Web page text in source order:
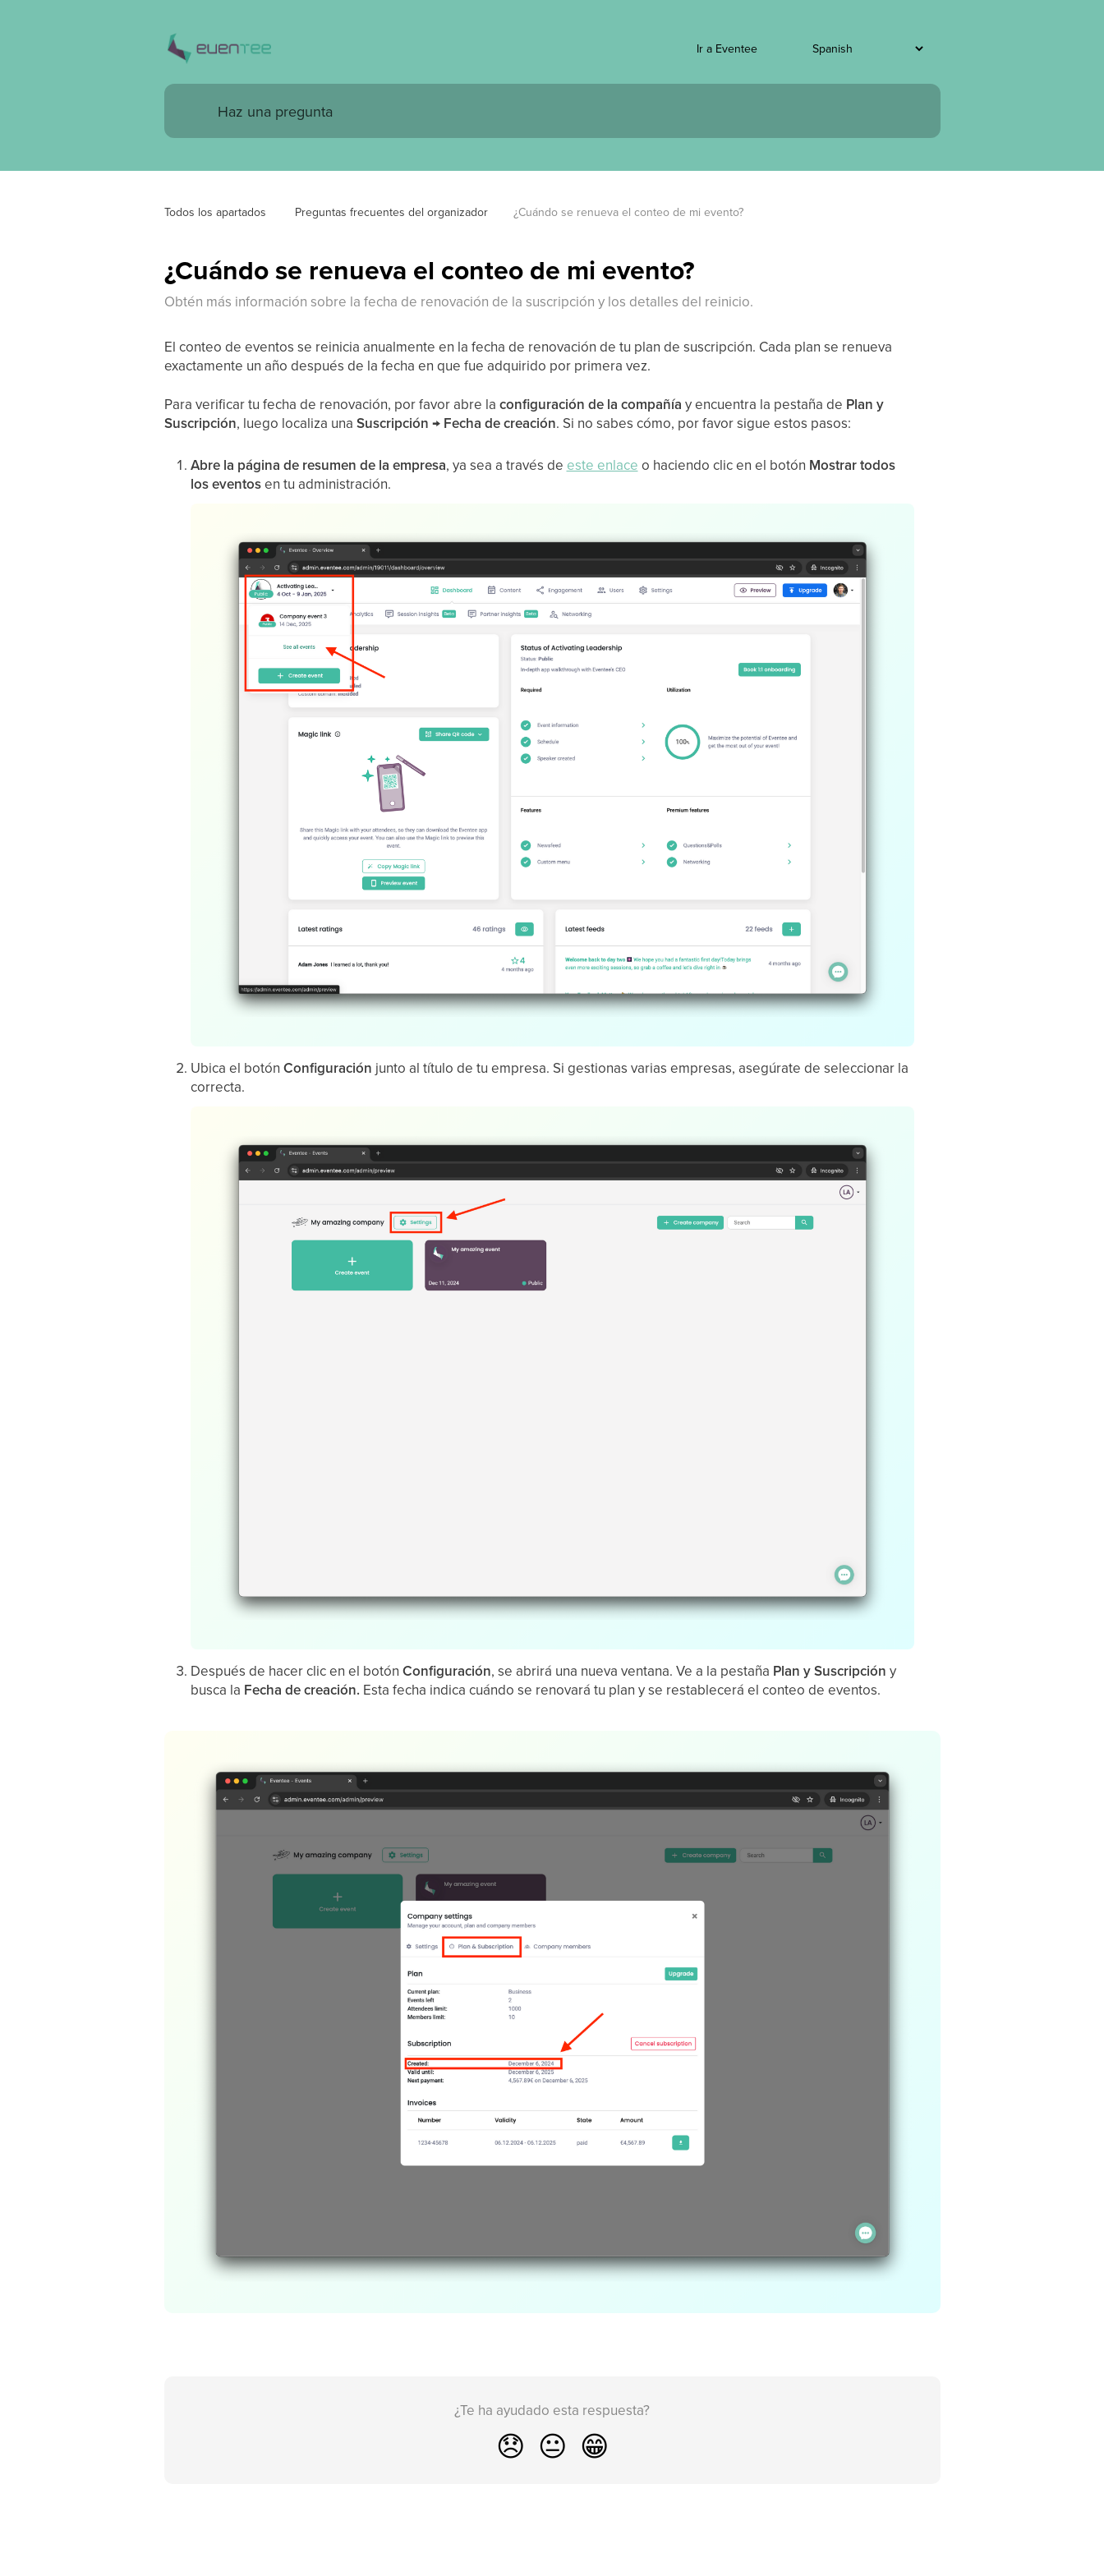
Ir a Eventee
Todos los apartados Preguntas frecuentes del organizador ¿Cuándo se renueva el conteo de mi evento?
¿Cuándo se renueva el conteo de mi evento?
Obtén más información sobre la fecha de renovación de la suscripción y los detalles del reinicio.
El conteo de eventos se reinicia anualmente en la fecha de renovación de tu plan de suscripción. Cada plan se renueva
exactamente un año después de la fecha en que fue adquirido por primera vez.
Para verificar tu fecha de renovación, por favor abre la configuración de la compañía y encuentra la pestaña de Plan y
Suscripción, luego localiza una Suscripción → Fecha de creación. Si no sabes cómo, por favor sigue estos pasos:
Abre la página de resumen de la empresa, ya sea a través de este enlace o haciendo clic en el botón Mostrar todos
los eventosen tu administración.
Ubica el botón Configuración junto al título de tu empresa. Si gestionas varias empresas, asegúrate de seleccionar la
correcta.
Después de hacer clic en el botón Configuración, se abrirá una nueva ventana. Ve a la pestaña Plan y Suscripción y
busca la Fecha de creación. Esta fecha indica cuándo se renovará tu plan y se restablecerá el conteo de eventos.
¿Te ha ayudado esta respuesta?
😞 😐 😁